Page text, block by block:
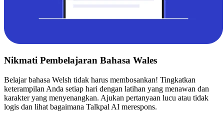
Nikmati Pembelajaran Bahasa Wales
Belajar bahasa Welsh tidak harus membosankan! Tingkatkan
keterampilan Anda setiap hari dengan latihan yang menawan dan
karakter yang menyenangkan. Ajukan pertanyaan lucu atau tidak
logis dan lihat bagaimana Talkpal AI merespons.